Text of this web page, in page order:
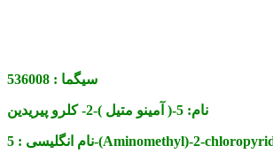
سیگما : 536008
نام: 5-( آمینو متیل )-2- کلرو پیریدین
نام انگلیسی :5-(Aminomethyl)-2-